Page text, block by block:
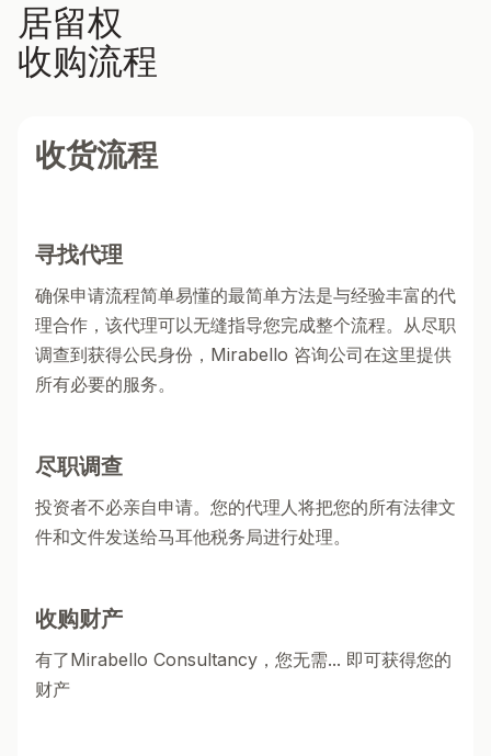
居留权
收购流程
收货流程
寻找代理
确保申请流程简单易懂的最简单方法是与经验丰富的代
理合作，该代理可以无缝指导您完成整个流程。从尽职
调查到获得公民身份，Mirabello 咨询公司在这里提供
所有必要的服务。
尽职调查
投资者不必亲自申请。您的代理人将把您的所有法律文
件和文件发送给马耳他税务局进行处理。
收购财产
有了Mirabello Consultancy，您无需... 即可获得您的
财产